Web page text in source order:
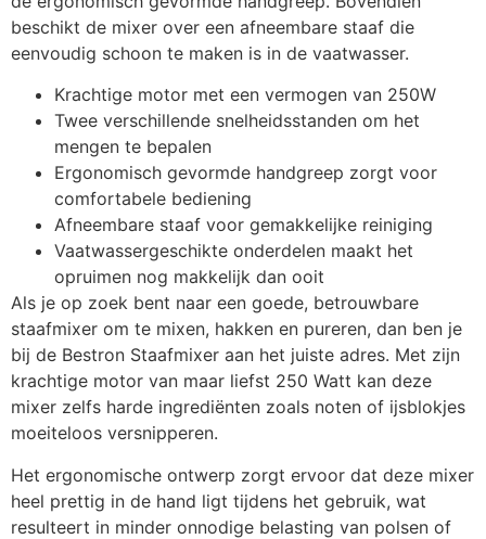
beschikt de mixer over een afneembare staaf die
eenvoudig schoon te maken is in de vaatwasser.
Krachtige motor met een vermogen van 250W
Twee verschillende snelheidsstanden om het
mengen te bepalen
Ergonomisch gevormde handgreep zorgt voor
comfortabele bediening
Afneembare staaf voor gemakkelijke reiniging
Vaatwassergeschikte onderdelen maakt het
opruimen nog makkelijk dan ooit
Als je op zoek bent naar een goede, betrouwbare
staafmixer om te mixen, hakken en pureren, dan ben je
bij de Bestron Staafmixer aan het juiste adres. Met zijn
krachtige motor van maar liefst 250 Watt kan deze
mixer zelfs harde ingrediënten zoals noten of ijsblokjes
moeiteloos versnipperen.
Het ergonomische ontwerp zorgt ervoor dat deze mixer
heel prettig in de hand ligt tijdens het gebruik, wat
resulteert in minder onnodige belasting van polsen of